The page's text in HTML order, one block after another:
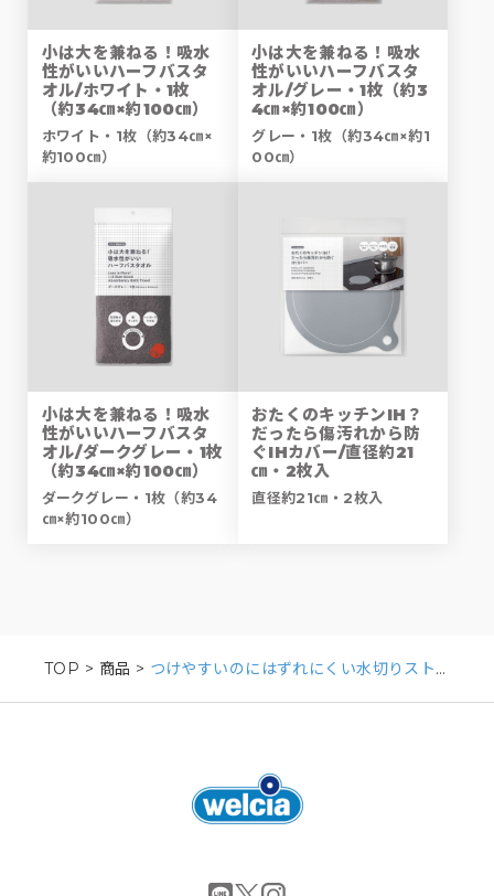
小は大を兼ねる！吸水
性がいいハーフバスタ
オル/ホワイト・1枚
（約34㎝×約100㎝）
ホワイト・1枚（約34㎝×
約100㎝）
小は大を兼ねる！吸水
性がいいハーフバスタ
オル/グレー・1枚（約3
4㎝×約100㎝）
グレー・1枚（約34㎝×約1
00㎝）
小は大を兼ねる！吸水
性がいいハーフバスタ
オル/ダークグレー・1枚
（約34㎝×約100㎝）
ダークグレー・1枚（約34
㎝×約100㎝）
おたくのキッチンIH？
だったら傷汚れから防
ぐIHカバー/直径約21
㎝・2枚入
直径約21㎝・2枚入
TOP > 商品 > つけやすいのにはずれにくい水切りストッキング/排水口・三角コーナー用・100枚入